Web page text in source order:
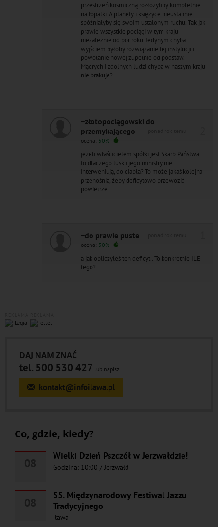
przestrzeń kosmiczną rozłożyliby kompletnie
na łopatki. A planety i księżyce nieustannie
spóźniałyby się swoim ustalonym ruchu. Tak jak
prawie wszystkie pociągi w tym kraju
niezależnie od pór roku. Jedynym chyba
wyjściem byłoby rozwiązanie tej instytucji i
powołanie nowej zupełnie od podstaw.
Mądrych i zdolnych ludzi chyba w naszym kraju
nie brakuje?
~złotopociągowski do
przemykającego
ocena: 50%
jeżeli właścicielem spółki jest Skarb Państwa,
to dlaczego tusk i jego ministry nie
interweniują, do diabła? To może jakaś kolejna
przenośnia, żeby deficytowo przewozić
powietrze.
~do prawie puste
ocena: 50%
a jak obliczyłeś ten deficyt . To konkretnie ILE
tego?
DAJ NAM ZNAĆ
tel. 500 530 427 lub napisz
kontakt@infoilawa.pl
Co, gdzie, kiedy?
Wielki Dzień Pszczół w Jerzwałdzie!
Godzina: 10:00 / Jerzwałd
55. Międzynarodowy Festiwal Jazzu
Tradycyjnego
Iława